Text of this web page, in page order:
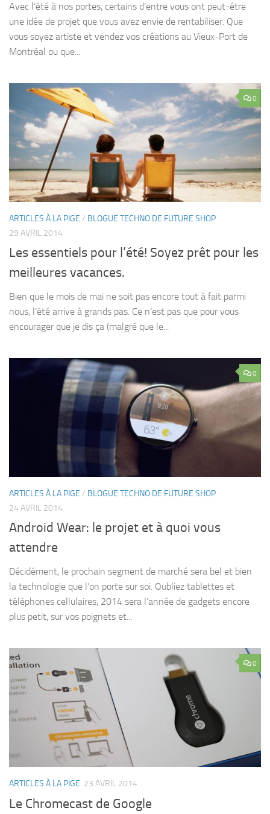
Avec l’été à nos portes, certains d’entre vous ont peut-être
une idée de projet que vous avez envie de rentabiliser. Que
vous soyez artiste et vendez vos créations au Vieux-Port de
Montréal ou que...
0
ARTICLES À LA PIGE / BLOGUE TECHNO DE FUTURE SHOP
29 AVRIL 2014
Les essentiels pour l’été! Soyez prêt pour les
meilleures vacances.
Bien que le mois de mai ne soit pas encore tout à fait parmi
nous, l’été arrive à grands pas. Ce n’est pas que pour vous
encourager que je dis ça (malgré que le...
0
ARTICLES À LA PIGE / BLOGUE TECHNO DE FUTURE SHOP
24 AVRIL 2014
Android Wear: le projet et à quoi vous
attendre
Décidément, le prochain segment de marché sera bel et bien
la technologie que l’on porte sur soi. Oubliez tablettes et
téléphones cellulaires, 2014 sera l’année de gadgets encore
plus petit, sur vos poignets et...
0
ARTICLES À LA PIGE 23 AVRIL 2014
Le Chromecast de Google